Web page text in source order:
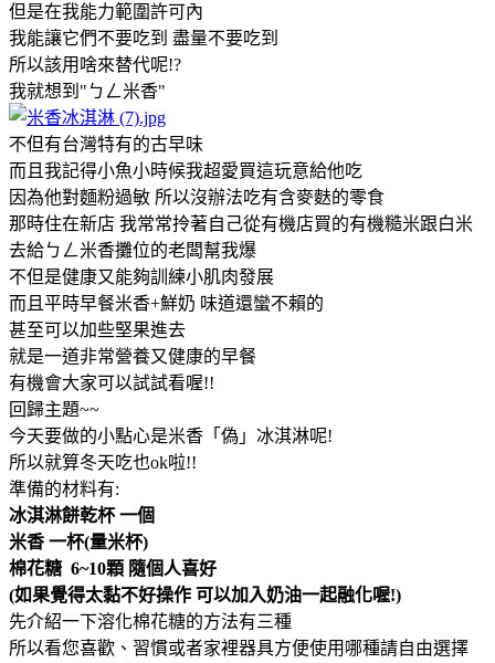
但是在我能力範圍許可內
我能讓它們不要吃到 盡量不要吃到
所以該用啥來替代呢!?
我就想到"ㄅㄥ米香"
不但有台灣特有的古早味
而且我記得小魚小時候我超愛買這玩意給他吃
因為他對麵粉過敏 所以沒辦法吃有含麥麩的零食
那時住在新店 我常常拎著自己從有機店買的有機糙米跟白米
去給ㄅㄥ米香攤位的老闆幫我爆
不但是健康又能夠訓練小肌肉發展
而且平時早餐米香+鮮奶 味道還蠻不賴的
甚至可以加些堅果進去
就是一道非常營養又健康的早餐
有機會大家可以試試看喔!!
回歸主題~~
今天要做的小點心是米香「偽」冰淇淋呢!
所以就算冬天吃也ok啦!!
準備的材料有:
冰淇淋餅乾杯 一個
米香 一杯(量米杯)
棉花糖 6~10顆 隨個人喜好
(如果覺得太黏不好操作 可以加入奶油一起融化喔!)
先介紹一下溶化棉花糖的方法有三種
所以看您喜歡、習慣或者家裡器具方便使用哪種請自由選擇